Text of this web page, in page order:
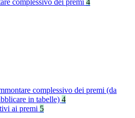
complessivo dei premi 4
complessivo dei premi (da
in tabelle) 4
ai premi 5